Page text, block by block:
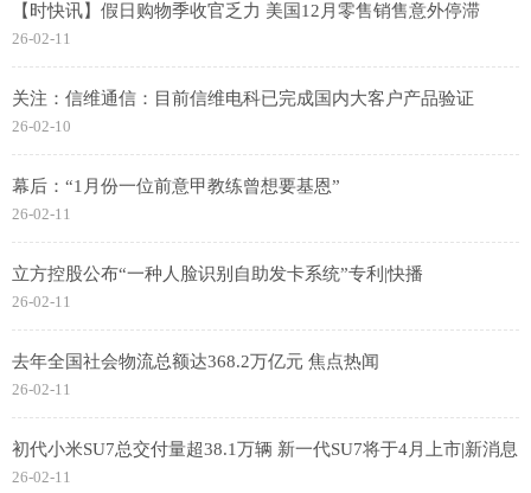
【时快讯】假日购物季收官乏力 美国12月零售销售意外停滞
26-02-11
关注：信维通信：目前信维电科已完成国内大客户产品验证
26-02-10
幕后：“1月份一位前意甲教练曾想要基恩”
26-02-11
立方控股公布“一种人脸识别自助发卡系统”专利|快播
26-02-11
去年全国社会物流总额达368.2万亿元 焦点热闻
26-02-11
初代小米SU7总交付量超38.1万辆 新一代SU7将于4月上市|新消息
26-02-11